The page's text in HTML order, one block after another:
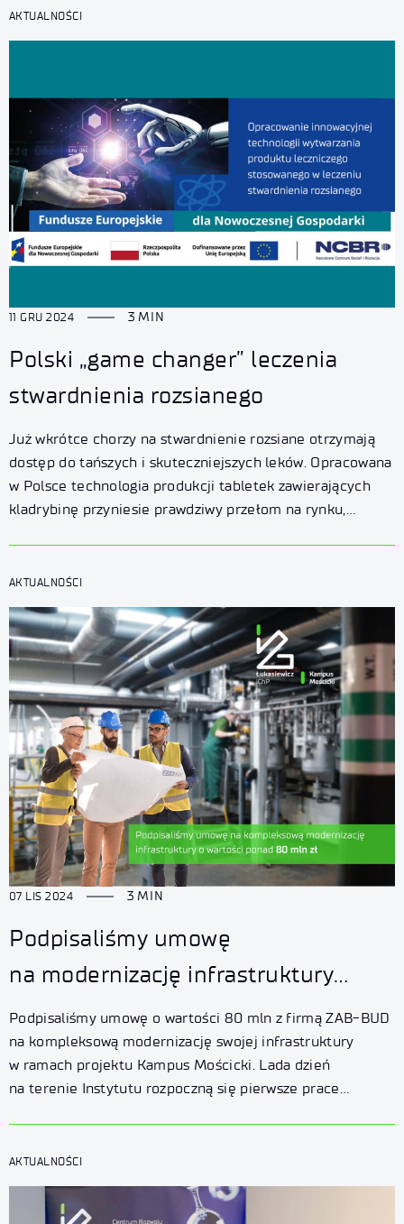
AKTUALNOŚCI
11 GRU 2024 3 MIN
Polski „game changer” leczenia
stwardnienia rozsianego
Już wkrótce chorzy na stwardnienie rozsiane otrzymają
dostęp do tańszych i skuteczniejszych leków. Opracowana
w Polsce technologia produkcji tabletek zawierających
kladrybinę przyniesie prawdziwy przełom na rynku,
AKTUALNOŚCI
07 LIS 2024 3 MIN
Podpisaliśmy umowę
na modernizację infrastruktury
w ramach Kampusu Mościcki
Podpisaliśmy umowę o wartości 80 mln z firmą ZAB-BUD
na kompleksową modernizację swojej infrastruktury
w ramach projektu Kampus Mościcki. Lada dzień
na terenie Instytutu rozpoczną się pierwsze prace
AKTUALNOŚCI